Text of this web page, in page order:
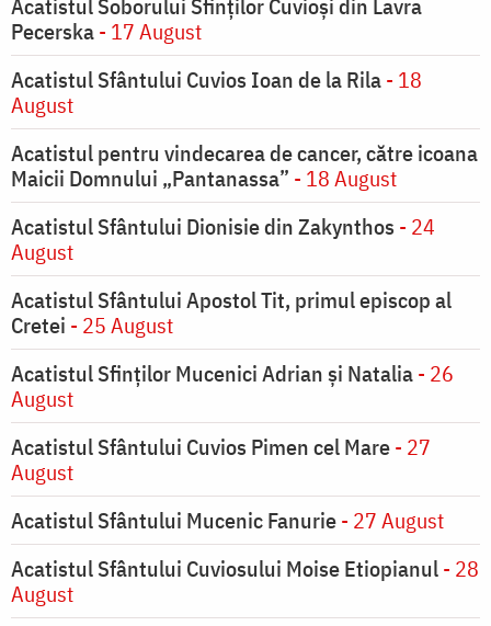
Acatistul Soborului Sfinților Cuvioși din Lavra
Pecerska- 17 August
Acatistul Sfântului Cuvios Ioan de la Rila- 18
August
Acatistul pentru vindecarea de cancer, către icoana
Maicii Domnului „Pantanassa” - 18 August
Acatistul Sfântului Dionisie din Zakynthos - 24
August
Acatistul Sfântului Apostol Tit, primul episcop al
Cretei - 25 August
Acatistul Sfinților Mucenici Adrian și Natalia- 26
August
Acatistul Sfântului Cuvios Pimen cel Mare- 27
August
Acatistul Sfântului Mucenic Fanurie- 27 August
Acatistul Sfântului Cuviosului Moise Etiopianul- 28
August